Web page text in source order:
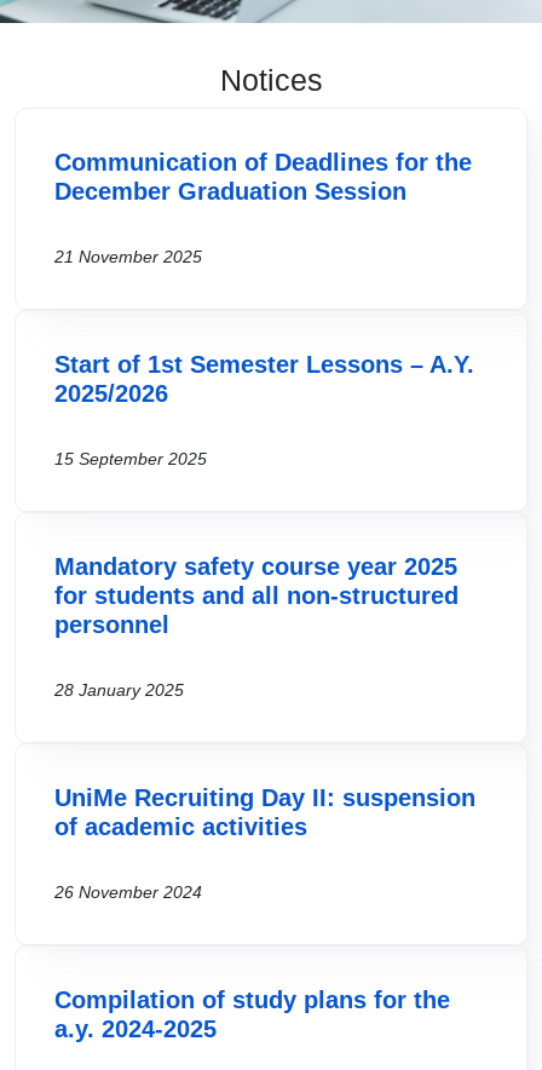
Notices
Communication of Deadlines for the
December Graduation Session
21 November 2025
Start of 1st Semester Lessons – A.Y.
2025/2026
15 September 2025
Mandatory safety course year 2025
for students and all non-structured
personnel
28 January 2025
UniMe Recruiting Day II: suspension
of academic activities
26 November 2024
Compilation of study plans for the
a.y. 2024-2025